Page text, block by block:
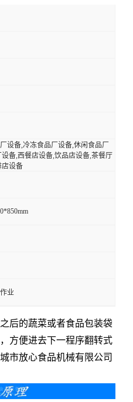
设备,冷冻食品厂设备,休闲食品厂
备,西餐店设备,饮品店设备,茶餐厅
店设备
业
后的蔬菜或者食品包装袋
方便进去下一程序翻转式
市放心食品机械有限公司